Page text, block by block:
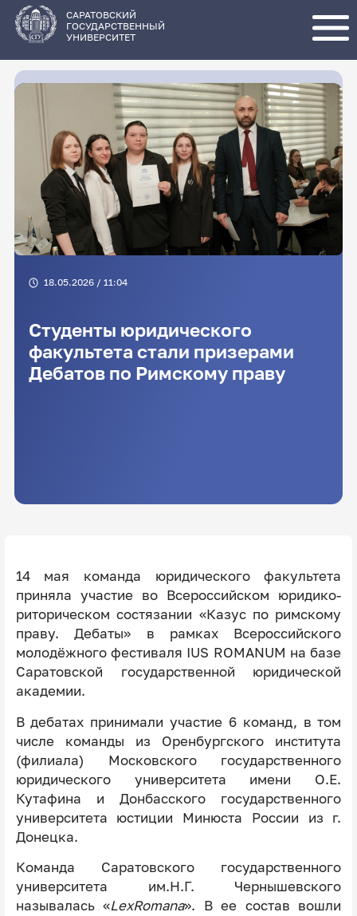
основному
содержанию
САРАТОВСКИЙ
ГОСУДАРСТВЕННЫЙ
УНИВЕРСИТЕТ
18.05.2026 / 11:04
Студенты юридического
факультета стали призерами
Дебатов по Римскому праву
14 мая команда юридического факультета
приняла участие во Всероссийском юридико-
риторическом состязании «Казус по римскому
праву. Дебаты» в рамках Всероссийского
молодёжного фестиваля IUS ROMANUM на базе
Саратовской государственной юридической
академии.
В дебатах принимали участие 6 команд, в том
числе команды из Оренбургского института
(филиала) Московского государственного
юридического университета имени О.Е.
Кутафина и Донбасского государственного
университета юстиции Минюста России из г.
Донецка.
Команда Саратовского государственного
университета им.Н.Г. Чернышевского
называлась «LexRomana». В ее состав вошли